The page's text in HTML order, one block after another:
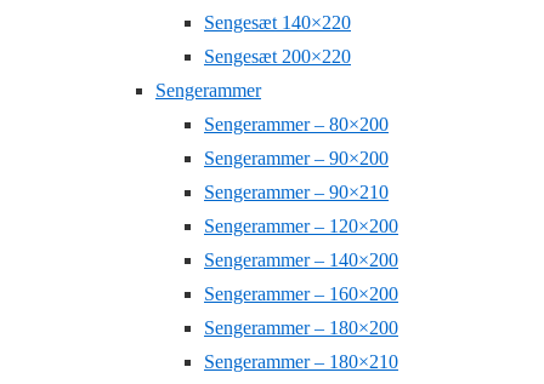
Sengesæt 140×220
Sengesæt 200×220
Sengerammer
Sengerammer – 80×200
Sengerammer – 90×200
Sengerammer – 90×210
Sengerammer – 120×200
Sengerammer – 140×200
Sengerammer – 160×200
Sengerammer – 180×200
Sengerammer – 180×210